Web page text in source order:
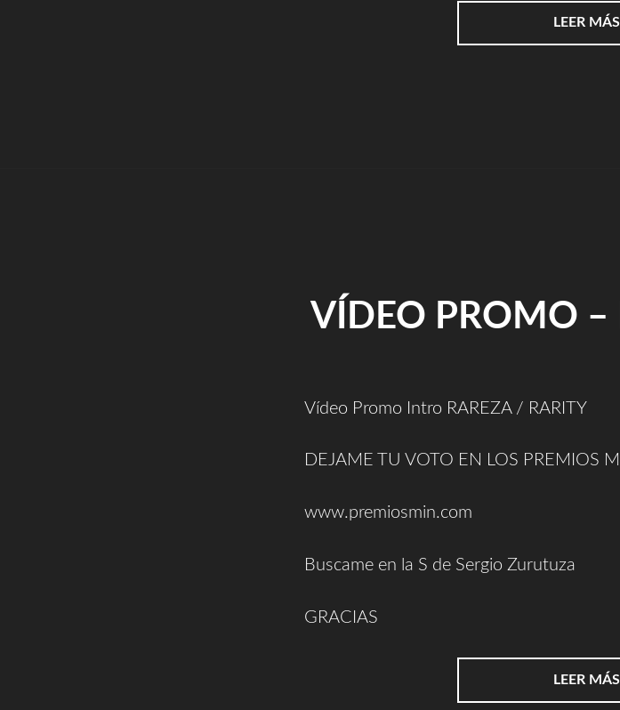
LEER MÁS
VÍDEO PROMO –
Vídeo Promo Intro RAREZA / RARITY
DEJAME TU VOTO EN LOS PREMIOS
www.premiosmin.com
Buscame en la S de Sergio Zurutuza
GRACIAS
LEER MÁS